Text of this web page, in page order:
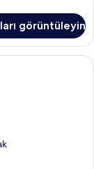
görüntüleyin
Odası | Oturma